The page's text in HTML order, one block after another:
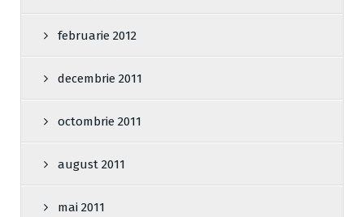
februarie 2012
decembrie 2011
octombrie 2011
august 2011
mai 2011